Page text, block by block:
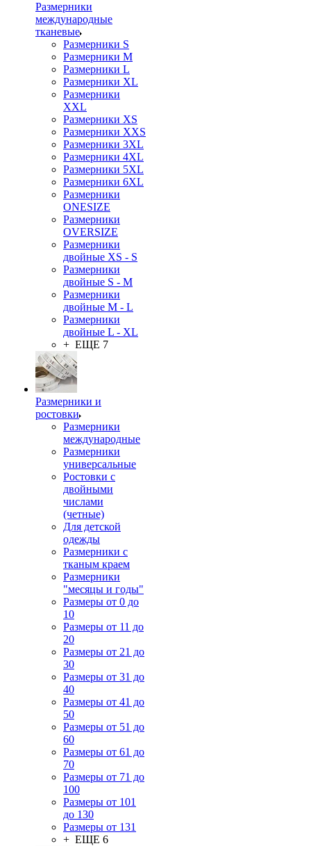
Размерники
международные
тканевые
Размерники S
Размерники M
Размерники L
Размерники XL
Размерники
XXL
Размерники XS
Размерники XXS
Размерники 3XL
Размерники 4XL
Размерники 5XL
Размерники 6XL
Размерники
ONESIZE
Размерники
OVERSIZE
Размерники
двойные XS - S
Размерники
двойные S - M
Размерники
двойные M - L
Размерники
двойные L - XL
+ ЕЩЕ 7
Размерники и
ростовки
Размерники
международные
Размерники
универсальные
Ростовки с
двойными
числами
(четные)
Для детской
одежды
Размерники с
тканым краем
Размерники
"месяцы и годы"
Размеры от 0 до
10
Размеры от 11 до
20
Размеры от 21 до
30
Размеры от 31 до
40
Размеры от 41 до
50
Размеры от 51 до
60
Размеры от 61 до
70
Размеры от 71 до
100
Размеры от 101
до 130
Размеры от 131
+ ЕЩЕ 6